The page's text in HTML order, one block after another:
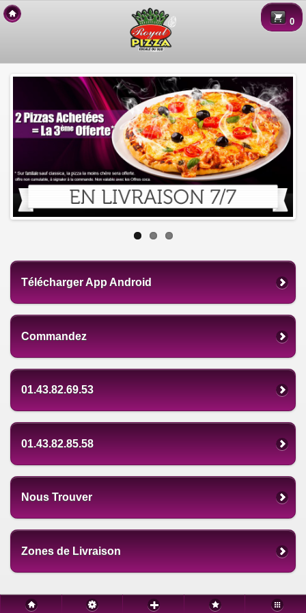
0
Télécharger App Android
Commandez
01.43.82.69.53
01.43.82.85.58
Nous Trouver
Zones de Livraison
Copyright 2015 Des-Click Com